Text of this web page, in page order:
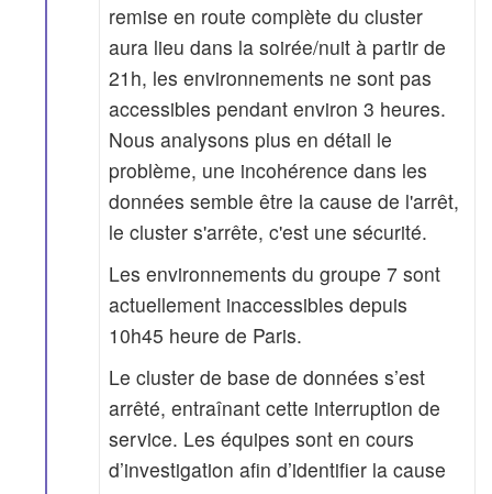
remise en route complète du cluster
aura lieu dans la soirée/nuit à partir de
21h, les environnements ne sont pas
accessibles pendant environ 3 heures.
Nous analysons plus en détail le
problème, une incohérence dans les
données semble être la cause de l'arrêt,
le cluster s'arrête, c'est une sécurité.
Les environnements du groupe 7 sont
actuellement inaccessibles depuis
10h45 heure de Paris.
Le cluster de base de données s’est
arrêté, entraînant cette interruption de
service. Les équipes sont en cours
d’investigation afin d’identifier la cause